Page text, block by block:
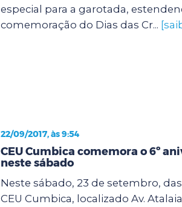
especial para a garotada,
comemoração do Dias das Cr...
22/09/2017, às 9:54
CEU Cumbica comemora o 6º
neste sábado
Neste sábado, 23 de setembro, das
CEU Cumbica, localizado Av.